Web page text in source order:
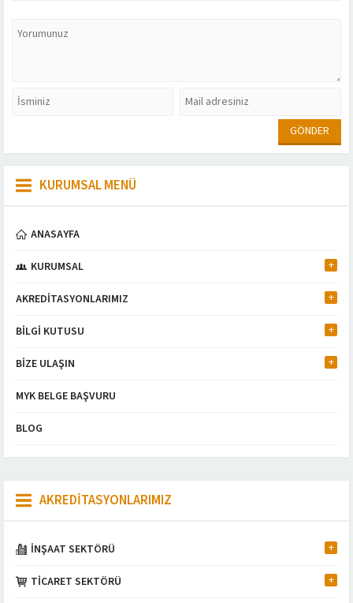
KURUMSAL MENÜ
ANASAYFA
KURUMSAL
AKREDİTASYONLARIMIZ
BİLGİ KUTUSU
BİZE ULAŞIN
MYK BELGE BAŞVURU
BLOG
AKREDİTASYONLARIMIZ
İNŞAAT SEKTÖRÜ
TİCARET SEKTÖRÜ